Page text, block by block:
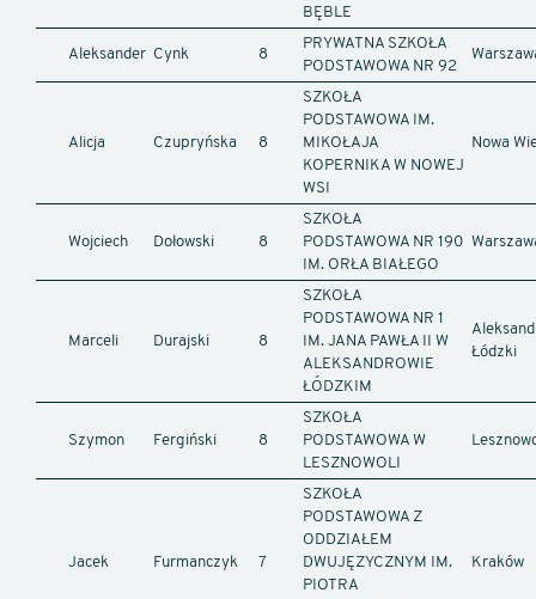
BĘBLE
Aleksander Cynk 8
PRYWATNA SZKOŁA
PODSTAWOWA NR 92
Alicja Czupryńska 8
SZKOŁA
PODSTAWOWA IM.
MIKOŁAJA
KOPERNIKA W NOWEJ
WSI
Nowa
Wojciech Dołowski 8
SZKOŁA
PODSTAWOWA NR 190
IM. ORŁA BIAŁEGO
Marceli Durajski 8
SZKOŁA
PODSTAWOWA NR 1
IM. JANA PAWŁA II W
ALEKSANDROWIE
ŁÓDZKIM
Łódzki
Szymon Fergiński 8
SZKOŁA
PODSTAWOWA W
LESZNOWOLI
Jacek Furmanczyk 7
SZKOŁA
PODSTAWOWA Z
ODDZIAŁEM
DWUJĘZYCZNYM IM.
PIOTRA
Kraków